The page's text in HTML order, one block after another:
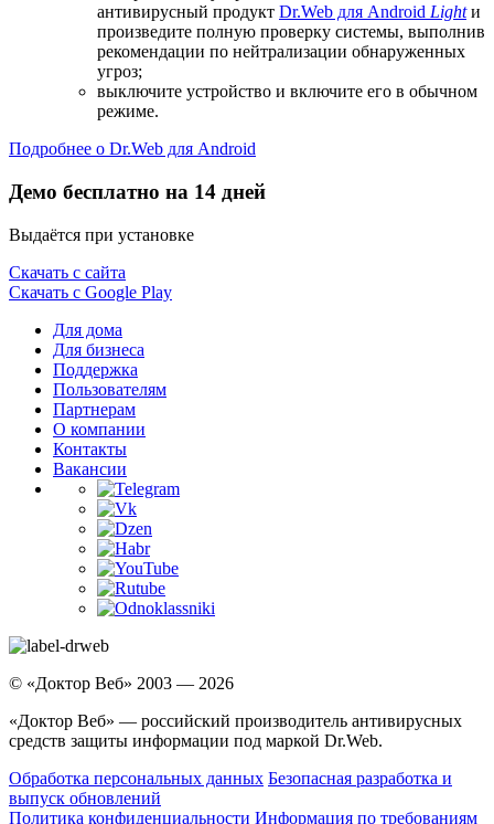
антивирусный продукт Dr.Web для Android Lightи
произведите полную проверку системы, выполнив
рекомендации по нейтрализации обнаруженных
угроз;
выключите устройство и включите его в обычном
режиме.
Подробнее о Dr.Web для Android
Демо бесплатно на 14 дней
Выдаётся при установке
Скачать с сайта
Скачать с Google Play
Для дома
Для бизнеса
Поддержка
Пользователям
Партнерам
О компании
Контакты
Вакансии
© «Доктор Веб» 2003 — 2026
«Доктор Веб» — российский производитель антивирусных
средств защиты информации под маркой Dr.Web.
Обработка персональных данных Безопасная разработка и
выпуск обновлений
Политика конфиденциальности Информация по требованиям